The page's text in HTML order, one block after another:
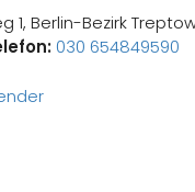
1, Berlin-Bezirk
030 654849590